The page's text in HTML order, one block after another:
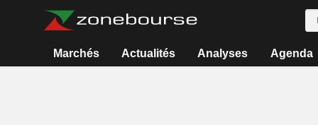
Marchés Actualités Analyses Agenda